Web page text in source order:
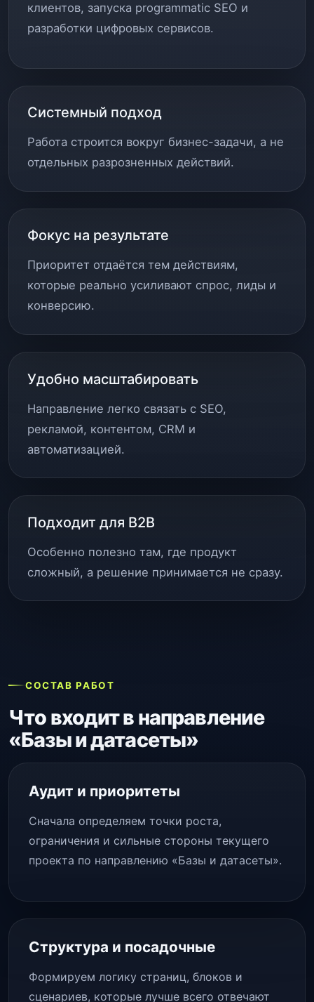
клиентов, запуска programmatic SEO и
разработки цифровых сервисов.
Системный подход
Работа строится вокруг бизнес-задачи, а не
отдельных разрозненных действий.
Фокус на результате
Приоритет отдаётся тем действиям,
которые реально усиливают спрос, лиды и
конверсию.
Удобно масштабировать
Направление легко связать с SEO,
рекламой, контентом, CRM и
автоматизацией.
Подходит для B2B
Особенно полезно там, где продукт
сложный, а решение принимается не сразу.
СОСТАВ РАБОТ
Что входит в направление
«Базы и датасеты»
Аудит и приоритеты
Сначала определяем точки роста,
ограничения и сильные стороны текущего
проекта по направлению «Базы и датасеты».
Структура и посадочные
Формируем логику страниц, блоков и
сценариев, которые лучше всего отвечают